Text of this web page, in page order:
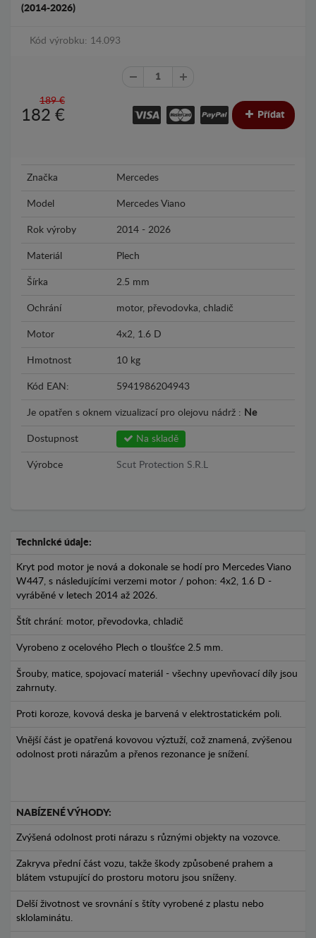
(2014-2026)
Kód výrobku: 14.093
189 €
182 € Přídat
Značka Mercedes
Model Mercedes Viano
Rok výroby 2014 - 2026
Materiál Plech
Šírka 2.5 mm
Ochrání motor, převodovka, chladič
Motor 4x2, 1.6 D
Hmotnost 10 kg
Kód EAN: 5941986204943
Je opatřen s oknem vizualizací pro olejovu nádrž : Ne
Dostupnost Na skladě
Výrobce Scut Protection S.R.L
Technické údaje:
Kryt pod motor je nová a dokonale se hodí pro Mercedes Viano
W447, s následujícími verzemi motor / pohon: 4x2, 1.6 D -
vyráběné v letech 2014 až 2026.
Štít chrání: motor, převodovka, chladič
Vyrobeno z ocelového Plech o tloušťce 2.5 mm.
Šrouby, matice, spojovací materiál - všechny upevňovací díly jsou
zahrnuty.
Proti koroze, kovová deska je barvená v elektrostatickém poli.
Vnější část je opatřená kovovou výztuží, což znamená, zvýšenou
odolnost proti nárazům a přenos rezonance je snížení.
NABÍZENÉ VÝHODY:
Zvýšená odolnost proti nárazu s různými objekty na vozovce.
Zakryva přední část vozu, takže škody způsobené prahem a
blátem vstupující do prostoru motoru jsou sníženy.
Delší životnost ve srovnání s štíty vyrobené z plastu nebo
sklolaminátu.